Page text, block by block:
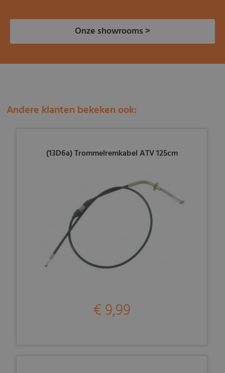
Onze showrooms >
Andere klanten bekeken ook:
(13D6a) Trommelremkabel ATV 125cm
€ 9,99